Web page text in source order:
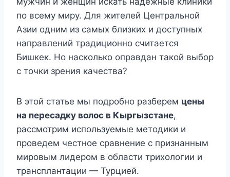
по всему миру. Для жителей Центральной
Азии одним из самых близких и доступных
направлений традиционно считается
Бишкек. Но насколько оправдан такой выбор
с точки зрения качества?
В этой статье мы подробно разберем цены
на пересадку волос в Кыргызстане,
рассмотрим используемые методики и
проведем честное сравнение с признанным
мировым лидером в области трихологии и
трансплантации — Турцией.